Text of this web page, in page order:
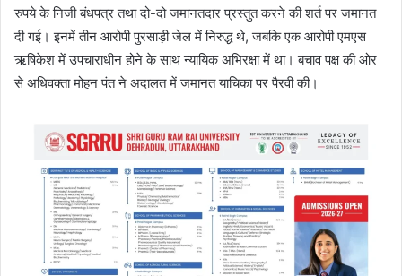
रुपये के निजी बंधपत्र तथा दो-दो जमानतदार प्रस्तुत करने की शर्त पर जमानत
दी गई। इनमें तीन आरोपी पुरसाड़ी जेल में निरुद्ध थे, जबकि एक आरोपी एमएस
ऋषिकेश में उपचाराधीन होने के साथ न्यायिक अभिरक्षा में था। बचाव पक्ष की ओर
से अधिवक्ता मोहन पंत ने अदालत में जमानत याचिका पर पैरवी की।